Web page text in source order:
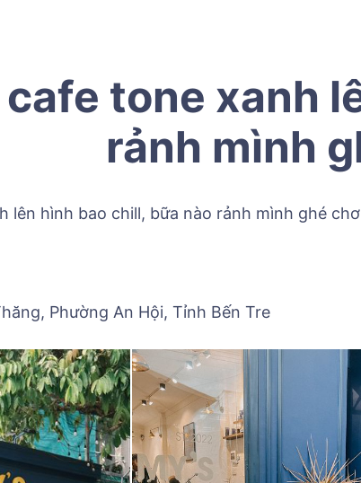
tone xanh
rảnh mình
lên hình bao chill, bữa nào rảnh mình ghé
Phường An Hội, Tỉnh Bến Tre